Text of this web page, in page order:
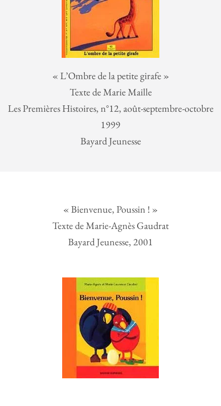
« L’Ombre de la petite girafe »
Texte de Marie Maille
Les Premières Histoires, n°12, août-septembre-octobre
1999
Bayard Jeunesse
« Bienvenue, Poussin ! »
Texte de Marie-Agnès Gaudrat
Bayard Jeunesse, 2001